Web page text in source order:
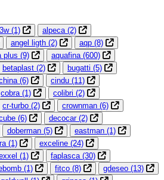
3w (1) alpeca (2)
angel ligth (2) aqp (8)
plus (9) aquafina (600)
betaplast (2) bugatti (5)
(6) cindu (11)
cobra (1) colibri (2)
cr-turbo (2) crownman (6)
(6) decocar (2)
doberman (5) eastman (1)
(1) exceline (24)
(1) faplasca (30)
(1) fitco (8) gdeseo (13)